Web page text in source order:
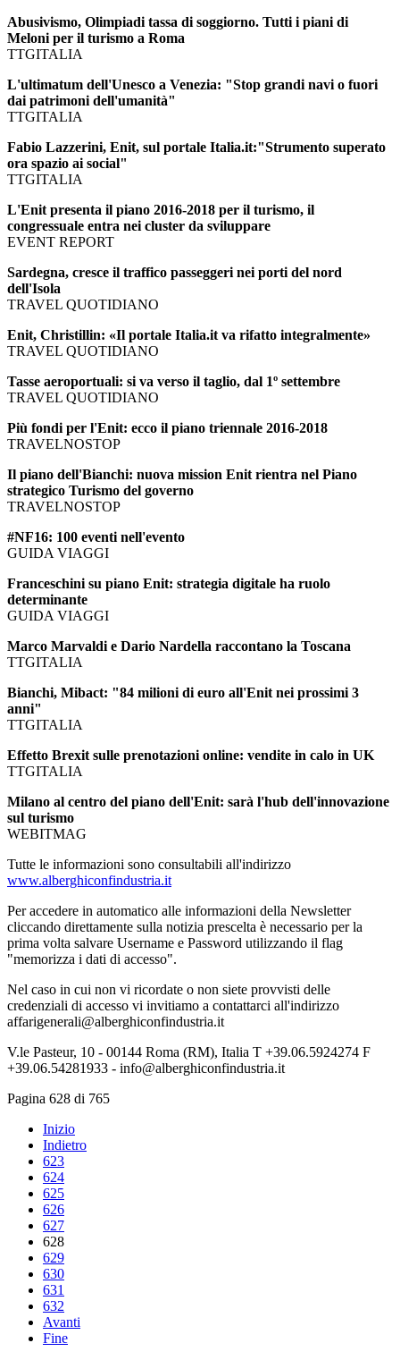
Abusivismo, Olimpiadi tassa di soggiorno. Tutti i piani di
Meloni per il turismo a Roma
TTGITALIA
L'ultimatum dell'Unesco a Venezia: "Stop grandi navi o fuori
dai patrimoni dell'umanità"
TTGITALIA
Fabio Lazzerini, Enit, sul portale Italia.it:"Strumento superato
ora spazio ai social"
TTGITALIA
L'Enit presenta il piano 2016-2018 per il turismo, il
congressuale entra nei cluster da sviluppare
EVENT REPORT
Sardegna, cresce il traffico passeggeri nei porti del nord
dell'Isola
TRAVEL QUOTIDIANO
Enit, Christillin: «Il portale Italia.it va rifatto integralmente»
TRAVEL QUOTIDIANO
Tasse aeroportuali: si va verso il taglio, dal 1º settembre
TRAVEL QUOTIDIANO
Più fondi per l'Enit: ecco il piano triennale 2016-2018
TRAVELNOSTOP
Il piano dell'Bianchi: nuova mission Enit rientra nel Piano
strategico Turismo del governo
TRAVELNOSTOP
#NF16: 100 eventi nell'evento
GUIDA VIAGGI
Franceschini su piano Enit: strategia digitale ha ruolo
determinante
GUIDA VIAGGI
Marco Marvaldi e Dario Nardella raccontano la Toscana
TTGITALIA
Bianchi, Mibact: "84 milioni di euro all'Enit nei prossimi 3
anni"
TTGITALIA
Effetto Brexit sulle prenotazioni online: vendite in calo in UK
TTGITALIA
Milano al centro del piano dell'Enit: sarà l'hub dell'innovazione
sul turismo
WEBITMAG
Tutte le informazioni sono consultabili all'indirizzo
www.alberghiconfindustria.it
Per accedere in automatico alle informazioni della Newsletter
cliccando direttamente sulla notizia prescelta è necessario per la
prima volta salvare Username e Password utilizzando il flag
"memorizza i dati di accesso".
Nel caso in cui non vi ricordate o non siete provvisti delle
credenziali di accesso vi invitiamo a contattarci all'indirizzo
affarigenerali@alberghiconfindustria.it
V.le Pasteur, 10 - 00144 Roma (RM), Italia T +39.06.5924274 F
+39.06.54281933 - info@alberghiconfindustria.it
Pagina 628 di 765
Inizio
Indietro
623
624
625
626
627
628
629
630
631
632
Avanti
Fine